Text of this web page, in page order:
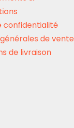
confidentialité
de vente
de livraison